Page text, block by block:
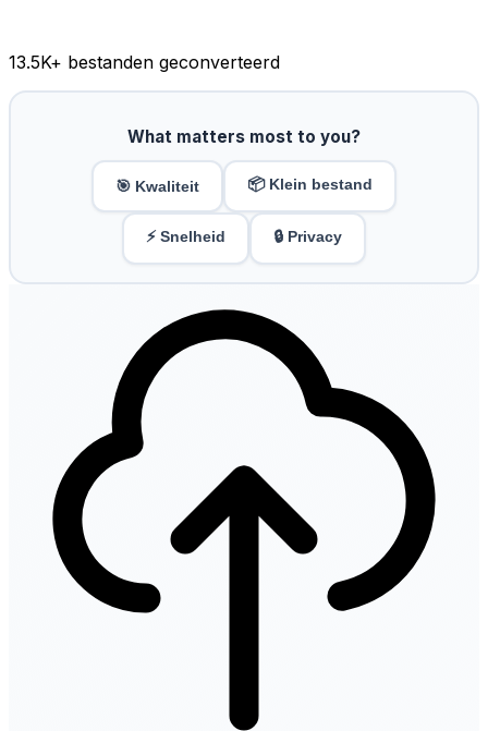
13.5K+ bestanden geconverteerd
What matters most to you?
🎯 Kwaliteit 📦 Klein bestand
⚡ Snelheid 🔒 Privacy